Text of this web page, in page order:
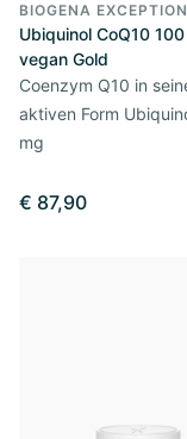
BIOGENA
Ubiquinol CoQ10
vegan Gold
Coenzym Q10 in
aktiven Form
mg
€ 87,90